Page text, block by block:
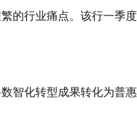
的行业痛点。该行一季
智化转型成果转化为普